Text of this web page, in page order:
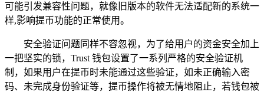
可能引发兼容性问题，就像旧版本的软件无法适配新的系统一
样,影响提币功能的正常使用。
安全验证问题同样不容忽视，为了给用户的资金安全加上
一把坚实的锁，Trust 钱包设置了一系列严格的安全验证机
制，如果用户在提币时未能通过这些验证，如未正确输入密
码、未完成身份验证等，提币操作将被无情地阻止，若钱包被